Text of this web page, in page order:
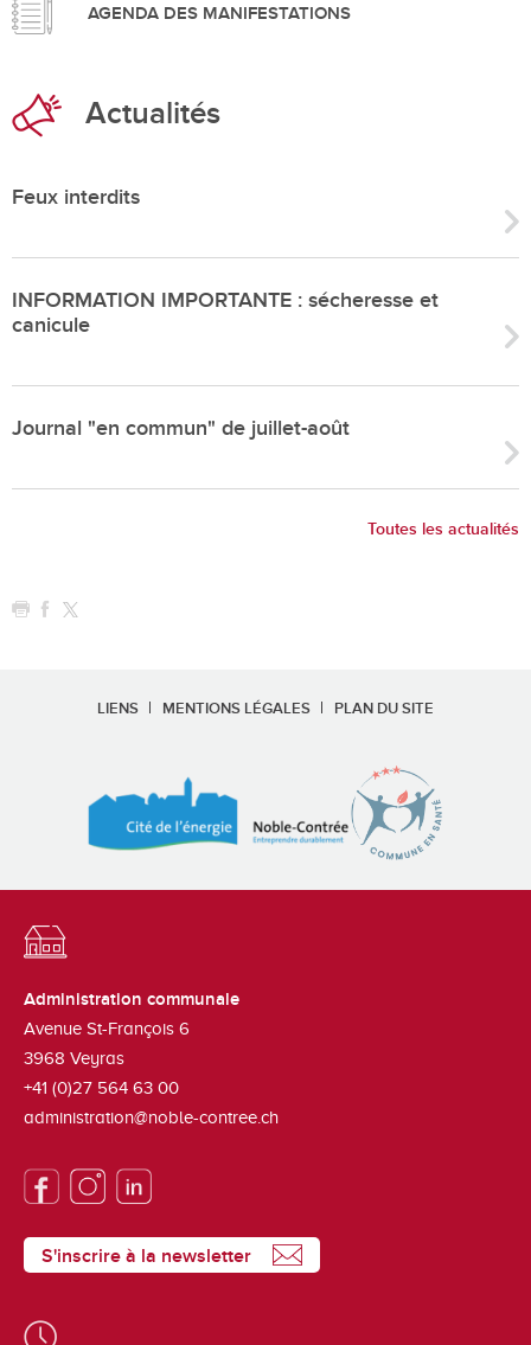
AGENDA DES MANIFESTATIONS
Actualités
Feux interdits
INFORMATION IMPORTANTE : sécheresse et
canicule
Journal "en commun" de juillet-août
Toutes les actualités
LIENS MENTIONS LÉGALES PLAN DU SITE
Administration communale
Avenue St-François 6
3968 Veyras
+41 (0)27 564 63 00
administration@noble-contree.ch
S'inscrire à la newsletter